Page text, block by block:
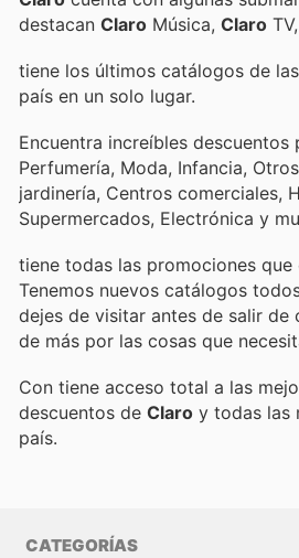
destacan Claro Música, Claro TV,
tiene los últimos catálogos de
país en un solo lugar.
Encuentra increíbles descuentos
Perfumería, Moda, Infancia,
jardinería, Centros comerciales,
Supermercados, Electrónica y
tiene todas las promociones que
Tenemos nuevos catálogos
dejes de visitar antes de salir de
de más por las cosas que
Con tiene acceso total a las
descuentos de Claro y todas las
país.
CATEGORÍAS